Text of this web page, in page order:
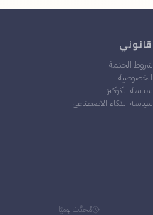
قانوني
شروط الخدمة
الخصوصية
سياسة الكوكيز
سياسة الذكاء الاصطناعي
مُحدَّث يوميًا